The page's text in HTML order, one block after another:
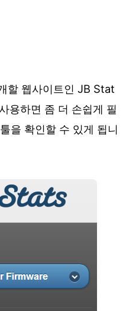
할 웹사이트인 JB Stat
용하면 좀 더 손쉽게 필
을 확인할 수 있게 됩니